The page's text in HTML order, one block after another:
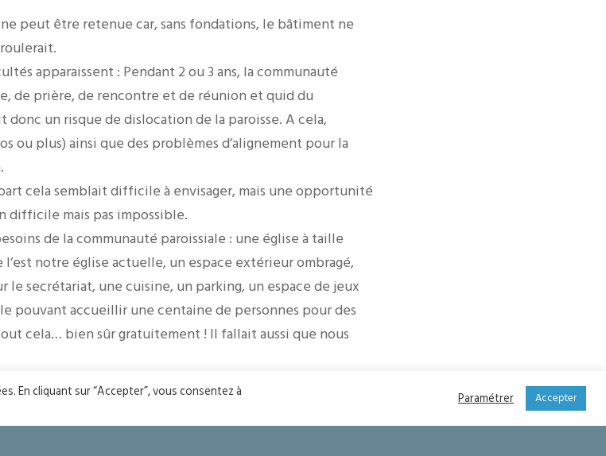
peut être retenue car, sans fondations, le bâtiment ne
apparaissent : Pendant 2 ou 3 ans, la communauté
de prière, de rencontre et de réunion et quid du
donc un risque de dislocation de la paroisse. A cela,
ou plus) ainsi que des problèmes d’alignement pour la
cela semblait difficile à envisager, mais une opportunité
difficile mais pas impossible.
de la communauté paroissiale : une église à taille
notre église actuelle, un espace extérieur ombragé,
le secrétariat, une cuisine, un parking, un espace de jeux
pouvant accueillir une centaine de personnes pour des
cela… bien sûr gratuitement ! Il fallait aussi que nous
à Dieu ! Une opportunité s’est donc présentée en
(Architecte de notre chère Basilique), se situe dans
En cliquant sur “Accepter”, vous consentez à Paramétrer Accepter